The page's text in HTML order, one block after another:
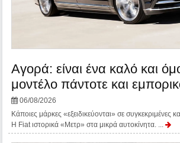
Αγορά: είναι ένα καλό και
μοντέλο πάντοτε και
06/08/2026
Κάποιες μάρκες «εξειδικεύονται» σε συγκεκριμένες
Η Fiat ιστορικά «Μετρ» στα μικρά αυτοκίνητα. ...